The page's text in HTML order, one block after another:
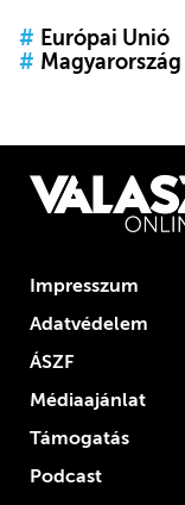
# Európai Unió
# Magyarország
Impresszum
Adatvédelem
ÁSZF
Médiaajánlat
Támogatás
Podcast